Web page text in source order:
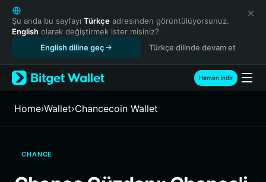
English
日本語
Tiếng Việt
Español (Latinoamérica)
Türkçe
Français
繁體中文
Bahasa Indonesia
Şu anda bu sayfayı Türkçe adresinden görüntülüyorsunuz.
English olarak değiştirmek ister misiniz?
English diline geç
Türkçe dilinde devam et
Hemen indir
Home›Wallet›Chancecoin Wallet
CHANCE